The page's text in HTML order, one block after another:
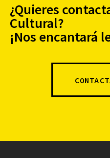
¿Quieres
Cultural?
¡Nos encantará